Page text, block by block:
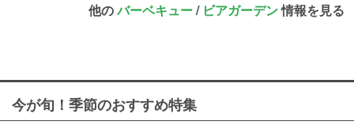
他のバーベキュー/ ビアガーデン情報を見る
今が旬！季節のおすすめ特集